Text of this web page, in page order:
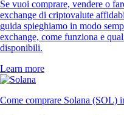
Se vuoi comprare, vendere o
exchange di criptovalute
guida spieghiamo in modo
exchange, come funziona e
disponibili.
Learn more
Come comprare Solana (SOL)